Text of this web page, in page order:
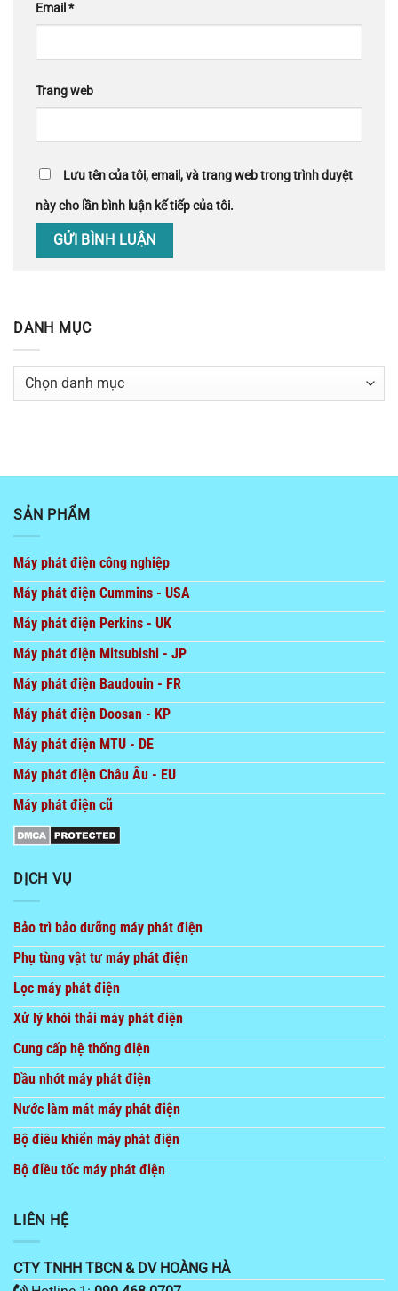
Email *
Trang web
Lưu tên của tôi, email, và trang web trong trình duyệt
này cho lần bình luận kế tiếp của tôi.
DANH MỤC
Danh
SẢN PHẨM
Máy phát điện công nghiệp
Máy phát điện Cummins - USA
Máy phát điện Perkins - UK
Máy phát điện Mitsubishi - JP
Máy phát điện Baudouin - FR
Máy phát điện Doosan - KP
Máy phát điện MTU - DE
Máy phát điện Châu Âu - EU
Máy phát điện cũ
DỊCH VỤ
Bảo trì bảo dưỡng máy phát điện
Phụ tùng vật tư máy phát điện
Lọc máy phát điện
Xử lý khói thải máy phát điện
Cung cấp hệ thống điện
Dầu nhớt máy phát điện
Nước làm mát máy phát điện
Bộ điêu khiển máy phát điện
Bộ điều tốc máy phát điện
LIÊN HỆ
CTY TNHH TBCN & DV HOÀNG HÀ